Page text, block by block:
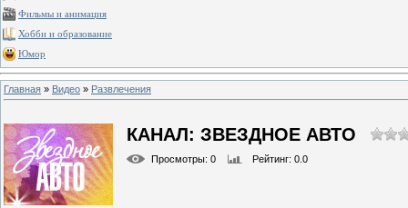
Фильмы и анимация
Хобби и образование
Юмор
Главная » Видео » Развлечения
КАНАЛ: ЗВЕЗДНОЕ АВТО
Просмотры: 0 Рейтинг: 0.0